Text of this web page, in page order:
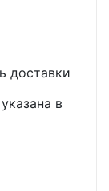
доставки
в